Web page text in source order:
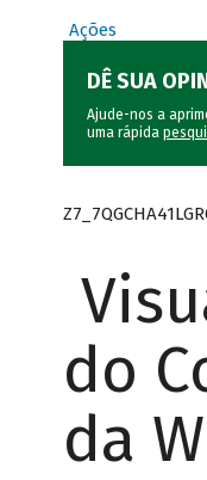
Ações
DÊ SUA
Ajude-nos a
uma rápida
do
da